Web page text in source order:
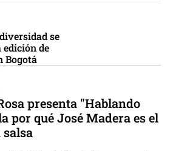
se
edición de
Bogotá
presenta "Hablando
por qué José Madera es el